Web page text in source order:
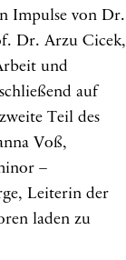
Impulse von Dr.
Dr. Arzu Cicek,
und
auf
Teil des
Voß,
–
Leiterin der
laden zu